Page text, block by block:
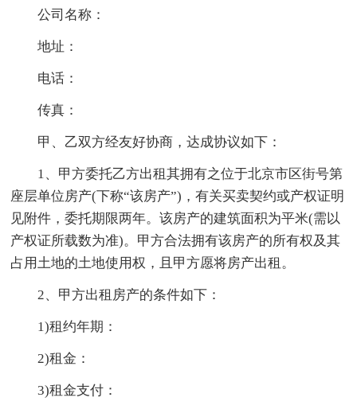
公司名称：
地址：
电话：
传真：
甲、乙双方经友好协商，达成协议如下：
1、甲方委托乙方出租其拥有之位于北京市区街号第
座层单位房产(下称“该房产”)，有关买卖契约或产权证明
见附件，委托期限两年。该房产的建筑面积为平米(需以
产权证所载数为准)。甲方合法拥有该房产的所有权及其
占用土地的土地使用权，且甲方愿将房产出租。
2、甲方出租房产的条件如下：
1)租约年期：
2)租金：
3)租金支付：